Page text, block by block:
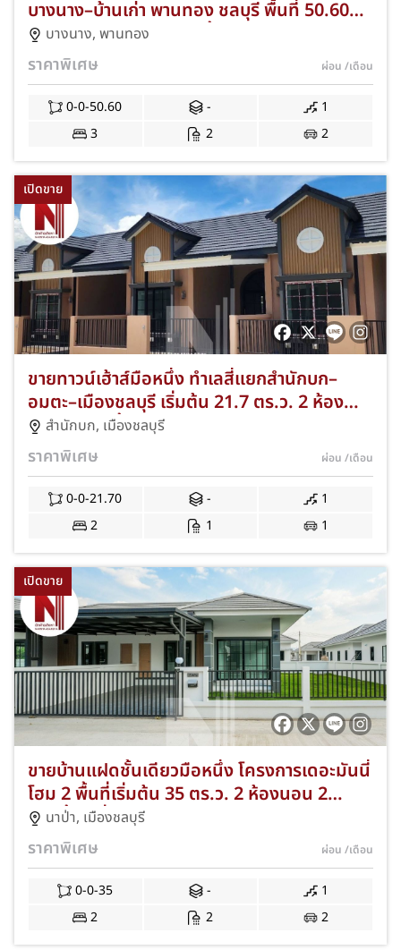
บางนาง–บ้านเก่า พานทอง ชลบุรี พื้นที่ 50.60
ตร.ว. 3 ห้องนอน 2 ห้องน้ำ ฟรีค่าโอน+แอร์
พร้อมเข้าอยู่ JS-276
บางนาง, พานทอง
ราคาพิเศษ ผ่อน /เดือน
0-0-50.60 -
1
3
2 2
เปิดขาย
ขายทาวน์เฮ้าส์มือหนึ่ง ทำเลสี่แยกสำนักบก–
อมตะ–เมืองชลบุรี เริ่มต้น 21.7 ตร.ว. 2 ห้อง
นอน 1 ห้องน้ำ ของแถมครบ พร้อมอยู่ JS-265
สำนักบก, เมืองชลบุรี
ราคาพิเศษ ผ่อน /เดือน
0-0-21.70 -
1
2
1 1
เปิดขาย
ขายบ้านแฝดชั้นเดียวมือหนึ่ง โครงการเดอะมันนี่
โฮม 2 พื้นที่เริ่มต้น 35 ตร.ว. 2 ห้องนอน 2
ห้องน้ำ 2 ที่จอดรถ ทำเลนาป่า–ท้องคุ้ง เมือง
ชลบุรี ฟรีของแถมจัดเต็มกว่า 15 รายการ JS-039
นาป่า, เมืองชลบุรี
ราคาพิเศษ ผ่อน /เดือน
0-0-35 -
1
2
2 2